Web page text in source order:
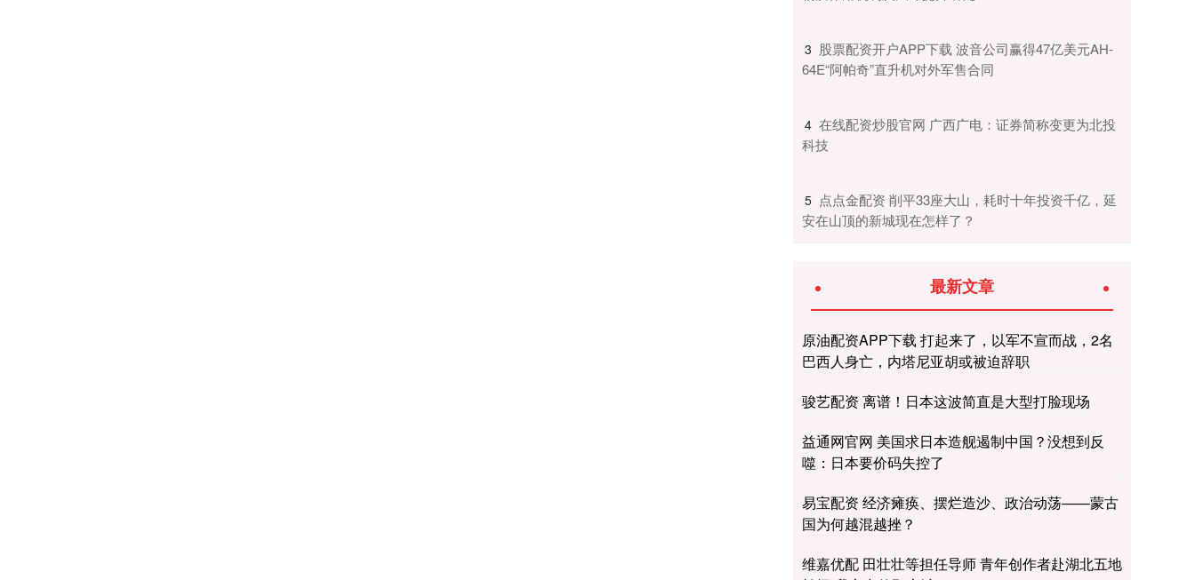
3 ​股票配资开户APP下载 波音公司赢得47亿美元AH-
64E“阿帕奇”直升机对外军售合同
4 ​在线配资炒股官网 广西广电：证券简称变更为北投
科技
5 ​点点金配资 削平33座大山，耗时十年投资千亿，延
安在山顶的新城现在怎样了？
最新文章
原油配资APP下载 打起来了，以军不宣而战，2名
巴西人身亡，内塔尼亚胡或被迫辞职
骏艺配资 离谱！日本这波简直是大型打脸现场
益通网官网 美国求日本造舰遏制中国？没想到反
噬：日本要价码失控了
易宝配资 经济瘫痪、摆烂造沙、政治动荡——蒙古
国为何越混越挫？
维嘉优配 田壮壮等担任导师 青年创作者赴湖北五地